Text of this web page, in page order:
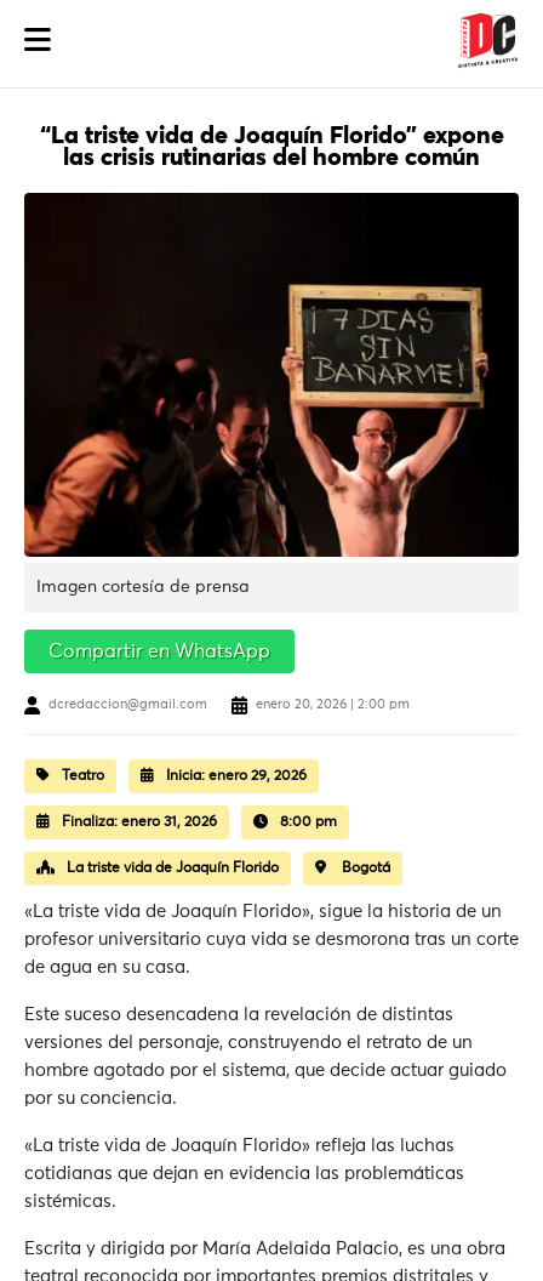
“La triste vida de Joaquín Florido” expone
las crisis rutinarias del hombre común
Imagen cortesía de prensa
Compartir en WhatsApp
dcredaccion@gmail.com enero 20, 2026 | 2:00 pm
Teatro Inicia: enero 29, 2026
Finaliza: enero 31, 2026 8:00 pm
La triste vida de Joaquín Florido Bogotá
«La triste vida de Joaquín Florido», sigue la historia de un
profesor universitario cuya vida se desmorona tras un corte
de agua en su casa.
Este suceso desencadena la revelación de distintas
versiones del personaje, construyendo el retrato de un
hombre agotado por el sistema, que decide actuar guiado
por su conciencia.
«La triste vida de Joaquín Florido» refleja las luchas
cotidianas que dejan en evidencia las problemáticas
sistémicas.
Escrita y dirigida por María Adelaida Palacio, es una obra
teatral reconocida por importantes premios distritales y